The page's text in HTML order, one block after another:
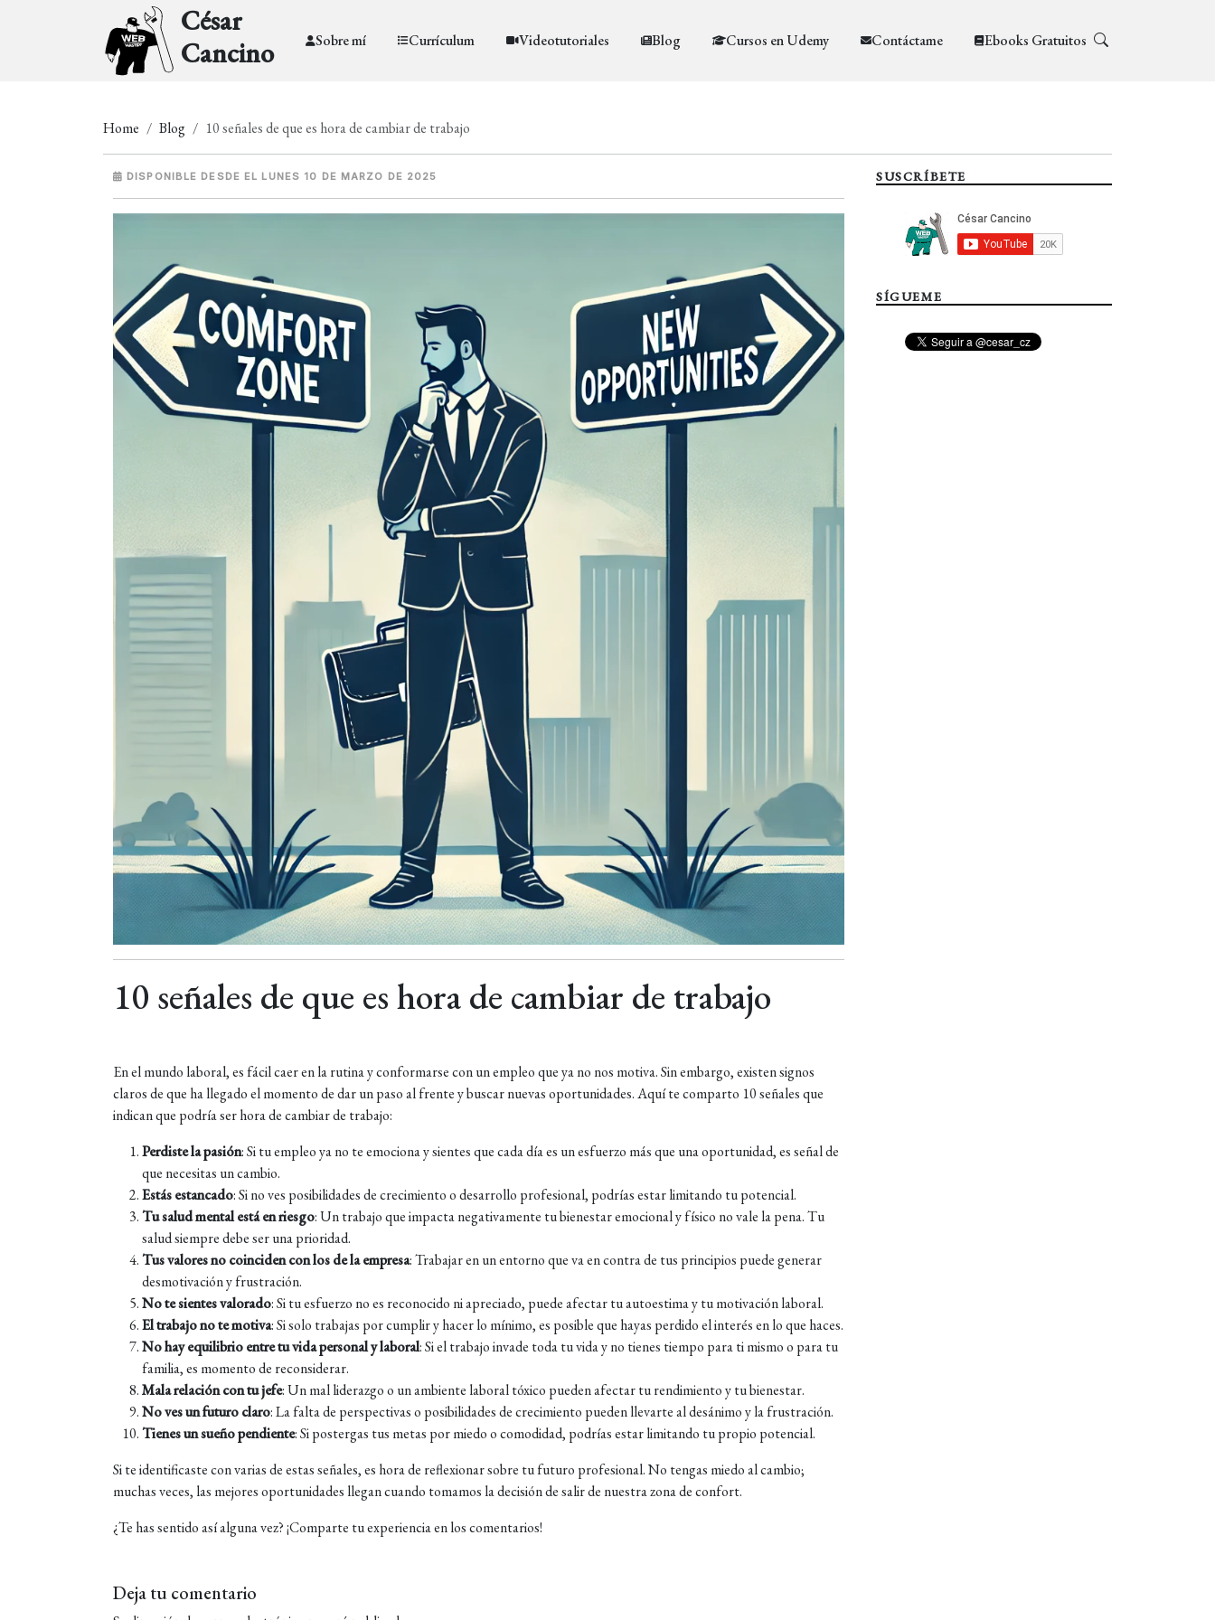
César
Cancino
Sobre mí Currículum Videotutoriales Blog Cursos en Udemy Contáctame Ebooks Gratuitos
Home Blog 10 señales de que es hora de cambiar de trabajo
DISPONIBLE DESDE EL LUNES 10 DE MARZO DE 2025
10 señales de que es hora de cambiar de trabajo
En el mundo laboral, es fácil caer en la rutina y conformarse con un empleo que ya no nos motiva. Sin embargo, existen signos
claros de que ha llegado el momento de dar un paso al frente y buscar nuevas oportunidades. Aquí te comparto 10 señales que
indican que podría ser hora de cambiar de trabajo:
Perdiste la pasión: Si tu empleo ya no te emociona y sientes que cada día es un esfuerzo más que una oportunidad, es señal de
que necesitas un cambio.
Estás estancado: Si no ves posibilidades de crecimiento o desarrollo profesional, podrías estar limitando tu potencial.
Tu salud mental está en riesgo: Un trabajo que impacta negativamente tu bienestar emocional y físico no vale la pena. Tu
salud siempre debe ser una prioridad.
Tus valores no coinciden con los de la empresa: Trabajar en un entorno que va en contra de tus principios puede generar
desmotivación y frustración.
No te sientes valorado: Si tu esfuerzo no es reconocido ni apreciado, puede afectar tu autoestima y tu motivación laboral.
El trabajo no te motiva: Si solo trabajas por cumplir y hacer lo mínimo, es posible que hayas perdido el interés en lo que haces.
No hay equilibrio entre tu vida personal y laboral: Si el trabajo invade toda tu vida y no tienes tiempo para ti mismo o para tu
familia, es momento de reconsiderar.
Mala relación con tu jefe: Un mal liderazgo o un ambiente laboral tóxico pueden afectar tu rendimiento y tu bienestar.
No ves un futuro claro: La falta de perspectivas o posibilidades de crecimiento pueden llevarte al desánimo y la frustración.
Tienes un sueño pendiente: Si postergas tus metas por miedo o comodidad, podrías estar limitando tu propio potencial.
Si te identificaste con varias de estas señales, es hora de reflexionar sobre tu futuro profesional. No tengas miedo al cambio;
muchas veces, las mejores oportunidades llegan cuando tomamos la decisión de salir de nuestra zona de confort.
¿Te has sentido así alguna vez? ¡Comparte tu experiencia en los comentarios!
Deja tu comentario
SUSCRÍBETE
SÍGUEME